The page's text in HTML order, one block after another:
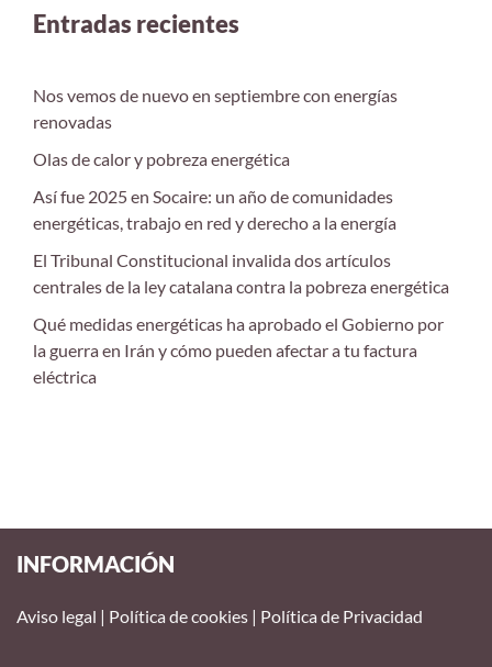
Entradas recientes
Nos vemos de nuevo en septiembre con energías
renovadas
Olas de calor y pobreza energética
Así fue 2025 en Socaire: un año de comunidades
energéticas, trabajo en red y derecho a la energía
El Tribunal Constitucional invalida dos artículos
centrales de la ley catalana contra la pobreza energética
Qué medidas energéticas ha aprobado el Gobierno por
la guerra en Irán y cómo pueden afectar a tu factura
eléctrica
INFORMACIÓN
Aviso legal | Política de cookies | Política de Privacidad